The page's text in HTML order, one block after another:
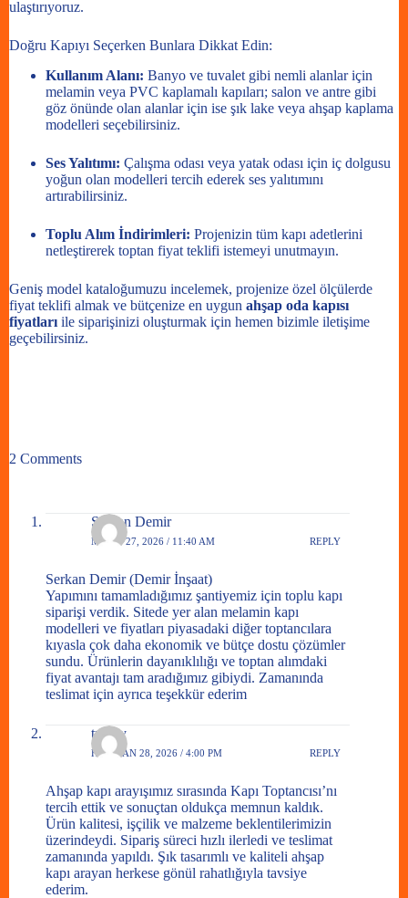
ulaştırıyoruz.
Doğru Kapıyı Seçerken Bunlara Dikkat Edin:
Kullanım Alanı: Banyo ve tuvalet gibi nemli alanlar için
melamin veya PVC kaplamalı kapıları; salon ve antre gibi
göz önünde olan alanlar için ise şık lake veya ahşap kaplama
modelleri seçebilirsiniz.
Ses Yalıtımı: Çalışma odası veya yatak odası için iç dolgusu
yoğun olan modelleri tercih ederek ses yalıtımını
artırabilirsiniz.
Toplu Alım İndirimleri: Projenizin tüm kapı adetlerini
netleştirerek toptan fiyat teklifi istemeyi unutmayın.
Geniş model kataloğumuzu incelemek, projenize özel ölçülerde
fiyat teklifi almak ve bütçenize en uygun ahşap oda kapısı
fiyatları ile siparişinizi oluşturmak için hemen bizimle iletişime
geçebilirsiniz.
2 Comments
Serkan Demir
MAYIS 27, 2026 / 11:40 AM REPLY
Serkan Demir (Demir İnşaat)
Yapımını tamamladığımız şantiyemiz için toplu kapı
siparişi verdik. Sitede yer alan melamin kapı
modelleri ve fiyatları piyasadaki diğer toptancılara
kıyasla çok daha ekonomik ve bütçe dostu çözümler
sundu. Ürünlerin dayanıklılığı ve toptan alımdaki
fiyat avantajı tam aradığımız gibiydi. Zamanında
teslimat için ayrıca teşekkür ederim
tuna y
HAZIRAN 28, 2026 / 4:00 PM REPLY
Ahşap kapı arayışımız sırasında Kapı Toptancısı’nı
tercih ettik ve sonuçtan oldukça memnun kaldık.
Ürün kalitesi, işçilik ve malzeme beklentilerimizin
üzerindeydi. Sipariş süreci hızlı ilerledi ve teslimat
zamanında yapıldı. Şık tasarımlı ve kaliteli ahşap
kapı arayan herkese gönül rahatlığıyla tavsiye
ederim.